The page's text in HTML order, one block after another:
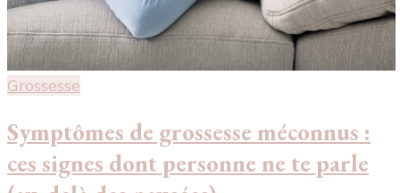
Grossesse
Symptômes de grossesse méconnus :
ces signes dont personne ne te parle